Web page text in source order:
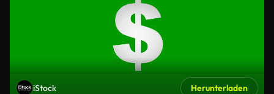
iStock Herunterladen